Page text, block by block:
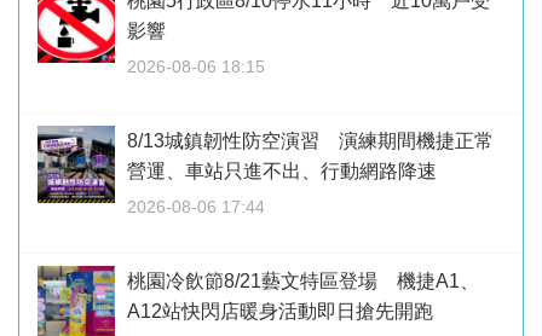
影響
2026-08-06 18:15
8/13城鎮韌性防空演習 演練期間機捷正常
營運、車站只進不出、行動網路降速
2026-08-06 17:44
桃園冷飲節8/21藝文特區登場 機捷A1、
A12站快閃店暖身活動即日搶先開跑